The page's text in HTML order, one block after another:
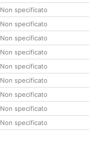
Non specificato
Non specificato
Non specificato
Non specificato
Non specificato
Non specificato
Non specificato
Non specificato
Non specificato